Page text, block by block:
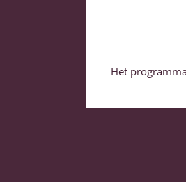
Het